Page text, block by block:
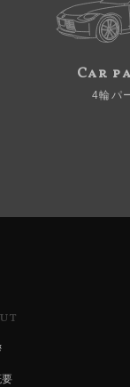
Car
4輪パ